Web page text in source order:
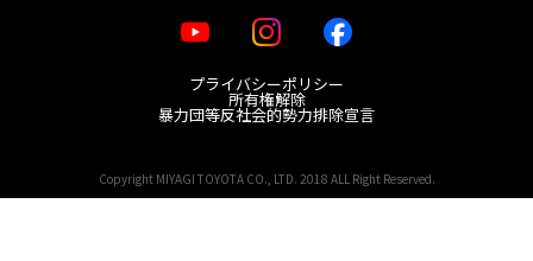
・新車を探す
プライバシーポリシー
所有権解除
暴力団等反社会的勢力排除宣言
Copyright MIYAGI TOYOTA CO., LTD. 2018 ALL Right Reserved.